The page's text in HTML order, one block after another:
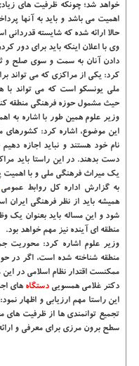
خواهد شد؛ چونکه ظرفیت های
اهمیت می باشد و باید به آنها
حالا ارائه شده که شایسته قدردانی
وی با اعلان اینکه باید برای دور
دادن آنان به سمت و سوی صلح و
کرد: یکی از مراکزی که می تواند
ملی یونسکو است که می تواند با
حیث مشمول حوزه فرهنگی منطقه
وزیر علوم همین طور با اشاره به
این موضوع، اشاره کرد: کشورهای
نام خود هستند و نباید اجازه
دست بدهند. در این راستا باید
یک میراث فرهنگی ملی و با اهمیت
به گزارش اداره کل روابط عمومی
همیشه باید از نظر فرهنگی ایران
شود و این مساله باید بعنوان یک
منطقه ای آینده نیز مهم خواهد بود.
وزیر علوم اشاره کرد: محوریت
منطقه شناخته شده است، اگر در
ممکنست اقتدار نظام اسلامی در
دکتر غلامی همسویی دستگاه های
این راستا مهم ارزیابی و اظهار
تجمیع توانمندی ها از ظرفیت
سطح برون مرزی برای معرفی و